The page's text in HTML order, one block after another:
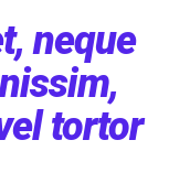
neque
tortor